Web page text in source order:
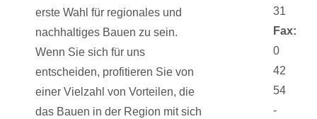
31
Fax:
0
42
54
-
erste Wahl für regionales und
nachhaltiges Bauen zu sein.
Wenn Sie sich für uns
entscheiden, profitieren Sie von
einer Vielzahl von Vorteilen, die
das Bauen in der Region mit sich